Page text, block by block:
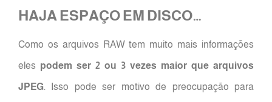
HAJA ESPAÇO EM DISCO…
Como os arquivos RAW tem muito mais informações
eles podem ser 2 ou 3 vezes maior que arquivos
JPEG. Isso pode ser motivo de preocupação para